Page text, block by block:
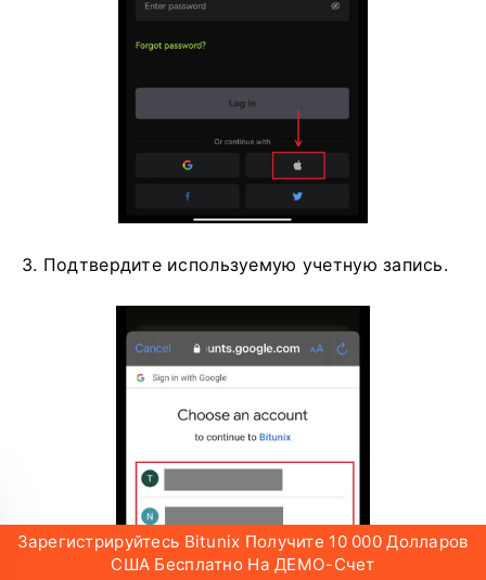
3. Подтвердите используемую учетную запись.
Зарегистрируйтесь Bitunix Получите 10 000 Долларов
США Бесплатно На ДЕМО-Счет